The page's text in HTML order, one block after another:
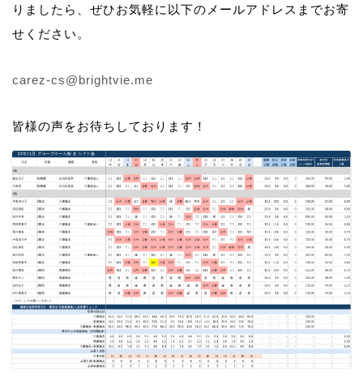
りましたら、ぜひお気軽に以下のメールアドレスまでお寄
せください。
carez-cs@brightvie.me
皆様の声をお待ちしております！